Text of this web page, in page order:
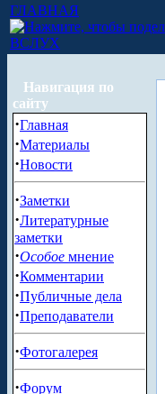
ГЛАВНАЯ
ВСЛУХ
Навигация по
сайту
·Главная
·Материалы
·Новости
·Заметки
·Литературные
заметки
·Особое мнение
·Комментарии
·Публичные дела
·Преподаватели
·Фотогалерея
·Форум